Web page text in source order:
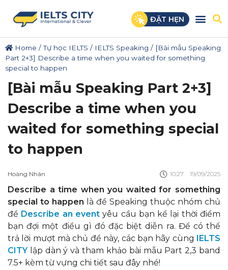
ĐẶT HẸN
Home /Tự học IELTS / IELTS Speaking / [Bài mẫu Speaking
Part 2+3] Describe a time when you waited for something
special to happen
[Bài mẫu Speaking Part 2+3]
Describe a time when you
waited for something special
to happen
Hoàng Nhân 10:27 19/09/2025
Describe a time when you waited for something
special to happen là đề Speaking thuộc nhóm chủ
đề Describe an eventyêu cầu bạn kể lại thời điểm
bạn đợi một điều gì đó đặc biệt diễn ra. Để có thể
trả lời mượt mà chủ đề này, các bạn hãy cùng IELTS
CITYlập dàn ý và tham khảo bài mẫu Part 2,3 band
7.5+ kèm từ vựng chi tiết sau đây nhé!